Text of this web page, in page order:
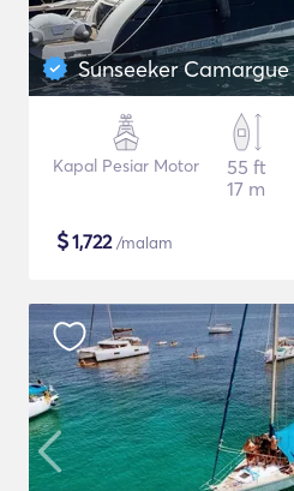
Sunseeker
Kapal Pesiar Motor
55 ft
17 m
$1,722/malam